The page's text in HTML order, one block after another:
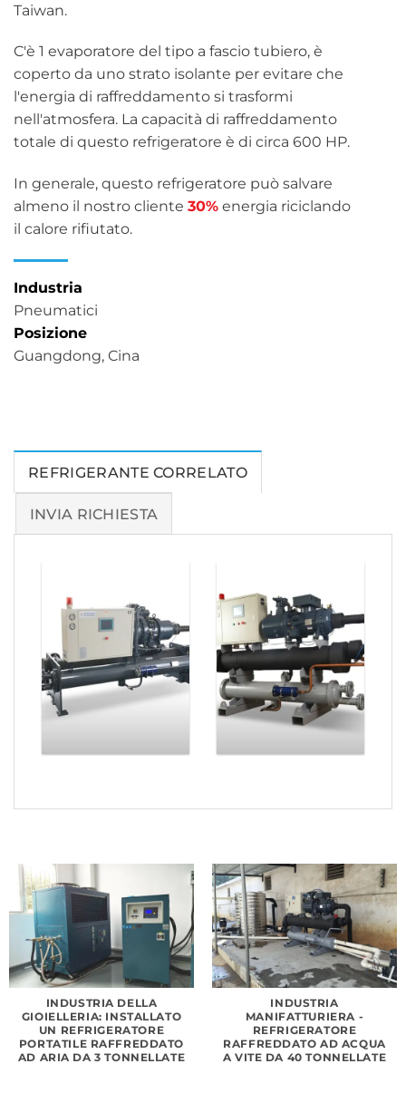
Taiwan.
C'è 1 evaporatore del tipo a fascio tubiero, è
coperto da uno strato isolante per evitare che
l'energia di raffreddamento si trasformi
nell'atmosfera. La capacità di raffreddamento
totale di questo refrigeratore è di circa 600 HP.
In generale, questo refrigeratore può salvare
almeno il nostro cliente 30% energia riciclando
il calore rifiutato.
Industria
Pneumatici
Posizione
Guangdong, Cina
REFRIGERANTE CORRELATO
INVIA RICHIESTA
Refrigeratore
d'acqua
industriale
raffreddato ad
acqua da 116
tonnellate
Refrigeratore
commerciale
raffreddato ad
acqua da 83
tonnellate
INDUSTRIA DELLA
GIOIELLERIA: INSTALLATO
UN REFRIGERATORE
PORTATILE RAFFREDDATO
AD ARIA DA 3 TONNELLATE
INDUSTRIA
MANIFATTURIERA -
REFRIGERATORE
RAFFREDDATO AD ACQUA
A VITE DA 40 TONNELLATE